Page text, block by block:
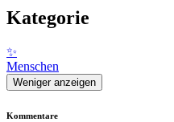
Kategorie
✨
Menschen
Weniger anzeigen
Kommentare